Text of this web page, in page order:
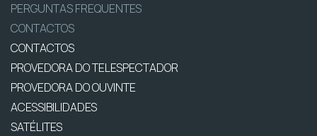
PERGUNTAS FREQUENTES
CONTACTOS
CONTACTOS
PROVEDORA DO TELESPECTADOR
PROVEDORA DO OUVINTE
ACESSIBILIDADES
SATÉLITES